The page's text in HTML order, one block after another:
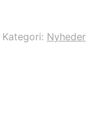
Kategori: Nyheder